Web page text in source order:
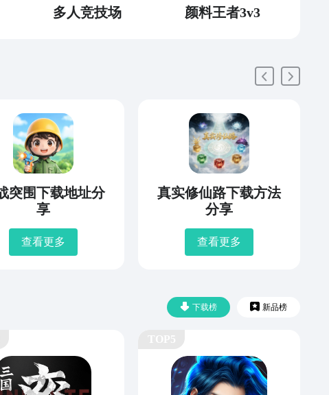
多人竞技场 颜料王者3v3
突围下载地址分
享
查看更多
真实修仙路下载方法
分享
查看更多
下载榜 新品榜